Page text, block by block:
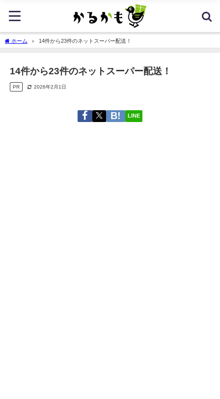
ホーム 14件から23件のネットスーパー配送！
14件から23件のネットスーパー配送！
PR 2026年2月1日
LINE